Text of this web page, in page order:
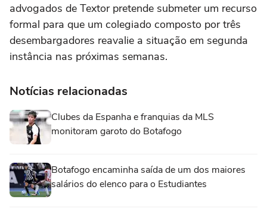
advogados de Textor pretende submeter um recurso
formal para que um colegiado composto por três
desembargadores reavalie a situação em segunda
instância nas próximas semanas.
Notícias relacionadas
Clubes da Espanha e franquias da MLS
monitoram garoto do Botafogo
Botafogo encaminha saída de um dos maiores
salários do elenco para o Estudiantes